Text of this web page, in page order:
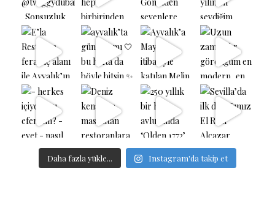
Daha fazla yükle... Instagram'da takip et